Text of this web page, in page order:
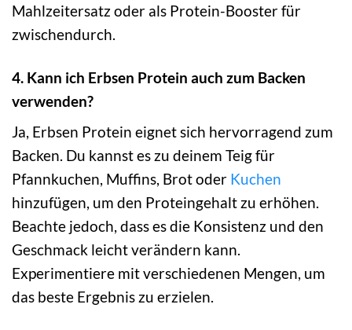
Mahlzeitersatz oder als Protein-Booster für
zwischendurch.
4. Kann ich Erbsen Protein auch zum Backen
verwenden?
Ja, Erbsen Protein eignet sich hervorragend zum
Backen. Du kannst es zu deinem Teig für
Pfannkuchen, Muffins, Brot oder Kuchen
hinzufügen, um den Proteingehalt zu erhöhen.
Beachte jedoch, dass es die Konsistenz und den
Geschmack leicht verändern kann.
Experimentiere mit verschiedenen Mengen, um
das beste Ergebnis zu erzielen.